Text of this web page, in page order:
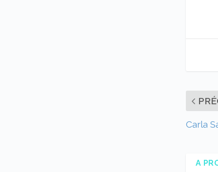
Carla
A